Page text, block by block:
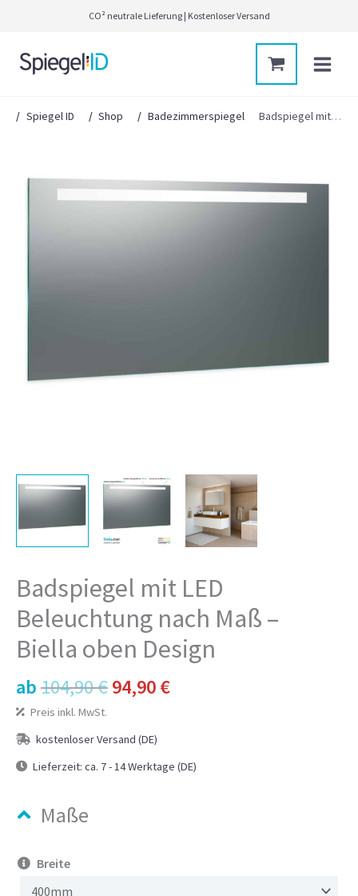
springen
CO² neutrale Lieferung | Kostenloser Versand
Main
Menu
Spiegel ID Shop Badezimmerspiegel Badspiegel mit LED Beleuchtung nach Maß – Biella oben Design
Badspiegel mit LED
Beleuchtung nach Maß –
Biella oben Design
ab104,90€Ursprünglicher
104,90 €
94,90€Aktueller
Preis inkl. MwSt.
kostenloser Versand (DE)
Lieferzeit:ca. 7 - 14 Werktage (DE)
Maße
Breite